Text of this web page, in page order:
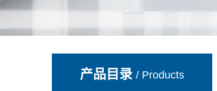
产品目录/ Products